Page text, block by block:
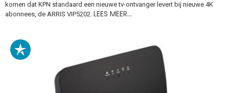
komen dat KPN standaard een nieuwe tv-ontvanger levert bij nieuwe 4K
abonnees, de ARRIS VIP5202. LEES MEER…